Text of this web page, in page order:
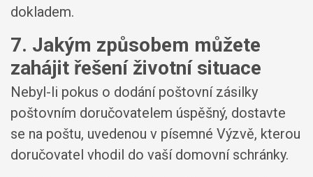
dokladem.
7. Jakým způsobem můžete
zahájit řešení životní situace
Nebyl-li pokus o dodání poštovní zásilky
poštovním doručovatelem úspěšný, dostavte
se na poštu, uvedenou v písemné Výzvě, kterou
doručovatel vhodil do vaší domovní schránky.